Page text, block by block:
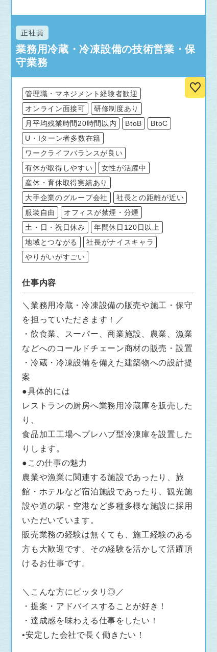
正社員
業務用冷蔵・冷凍設備の技術営業・保
守業務
管理職・マネジメント経験者歓迎
オンライン面接可
研修制度あり
月平均残業時間20時間以内
BtoB
BtoC
U・Iターン者多数在籍
ワークライフバランスが良い
有休が取得しやすい
女性が活躍中
産休・育休取得実績あり
大手企業のグループ会社
社長との距離が近い
服装自由
オフィスが禁煙・分煙
土・日・祝日休み
年間休日120日以上
地域とつながる
社長がナイスキャラ
やりがいがすごい
仕事内容
＼業務用冷蔵・冷凍設備の販売や施工・保守
を担っていただきます！／
・飲食業、スーパー、商業施設、農業、漁業
などへのコールドチェーン商材の販売・設置
・冷蔵・冷凍設備を備えた建築物への設計提
案
●具体的には
レストランの厨房へ業務用冷蔵庫を販売した
り、
食品加工工場へプレハブ型冷凍庫を設置した
りします。
●この仕事の魅力
農業や漁業に関連する施設であったり、旅
館・ホテルなど宿泊施設であったり、観光施
設や道の駅・空港など多種多様な施設に採用
いただいています。
販売業務の経験は無くても、施工経験のある
方も大歓迎です。その経験を活かして活躍頂
けるお仕事です。
＼こんな方にピッタリ◎／
・提案・アドバイスすることが好き！
・達成感を味わえる仕事をしたい！
•安定した会社で長く働きたい！